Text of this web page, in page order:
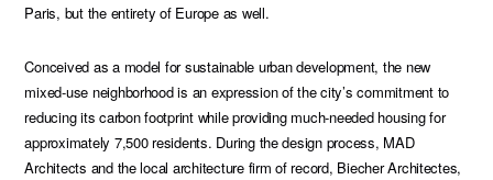
Paris, but the entirety of Europe as well.
Conceived as a model for sustainable urban development, the new
mixed-use neighborhood is an expression of the city’s commitment to
reducing its carbon footprint while providing much-needed housing for
approximately 7,500 residents. During the design process, MAD
Architects and the local architecture firm of record, Biecher Architectes,